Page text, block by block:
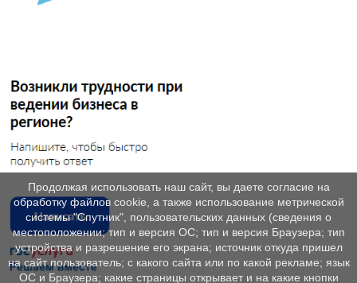
Продолжая использовать наш сайт, вы даете согласие на
обработку файлов cookie, а также использование метрической
системы "Спутник", пользовательских данных (сведения о
местоположении; тип и версия ОС; тип и версия Браузера; тип
устройства и разрешение его экрана; источник откуда пришел
на сайт пользователь; с какого сайта или по какой рекламе; язык
ОС и Браузера; какие страницы открывает и на какие кнопки